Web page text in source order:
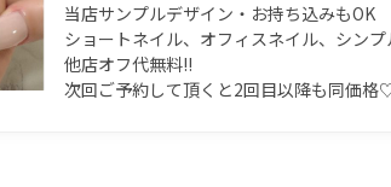
当店サンプルデザイン・お持ち込みもOK
ショートネイル、オフィスネイル、シン
他店オフ代無料‼︎
次回ご予約して頂くと2回目以降も同価格